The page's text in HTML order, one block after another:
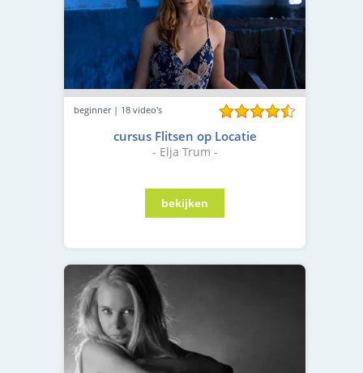
beginner | 18 video's
cursus Flitsen op Locatie
- Elja Trum -